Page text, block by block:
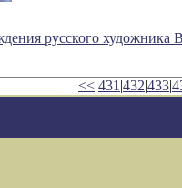
русского
<< 431 |432|433|